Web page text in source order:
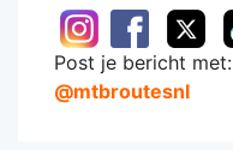
Post je bericht met:
@mtbroutesnl